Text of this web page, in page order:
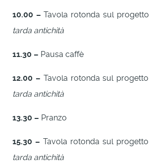
10.00 – Tavola rotonda sul progetto
tarda antichità
11.30 – Pausa caffè
12.00 – Tavola rotonda sul progetto
tarda antichità
13.30 – Pranzo
15.30 – Tavola rotonda sul progetto
tarda antichità